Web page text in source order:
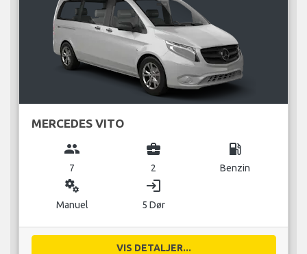
MERCEDES VITO
group
7
business_center
2
local_gas_station
Benzin
miscellaneous_services
Manuel
login
5 Dør
VIS DETALJER...